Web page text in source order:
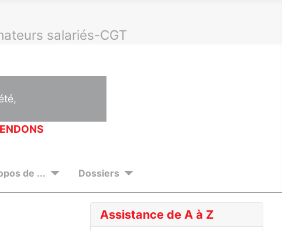
salariés-CGT
de ... Dossiers
Assistance de A à Z